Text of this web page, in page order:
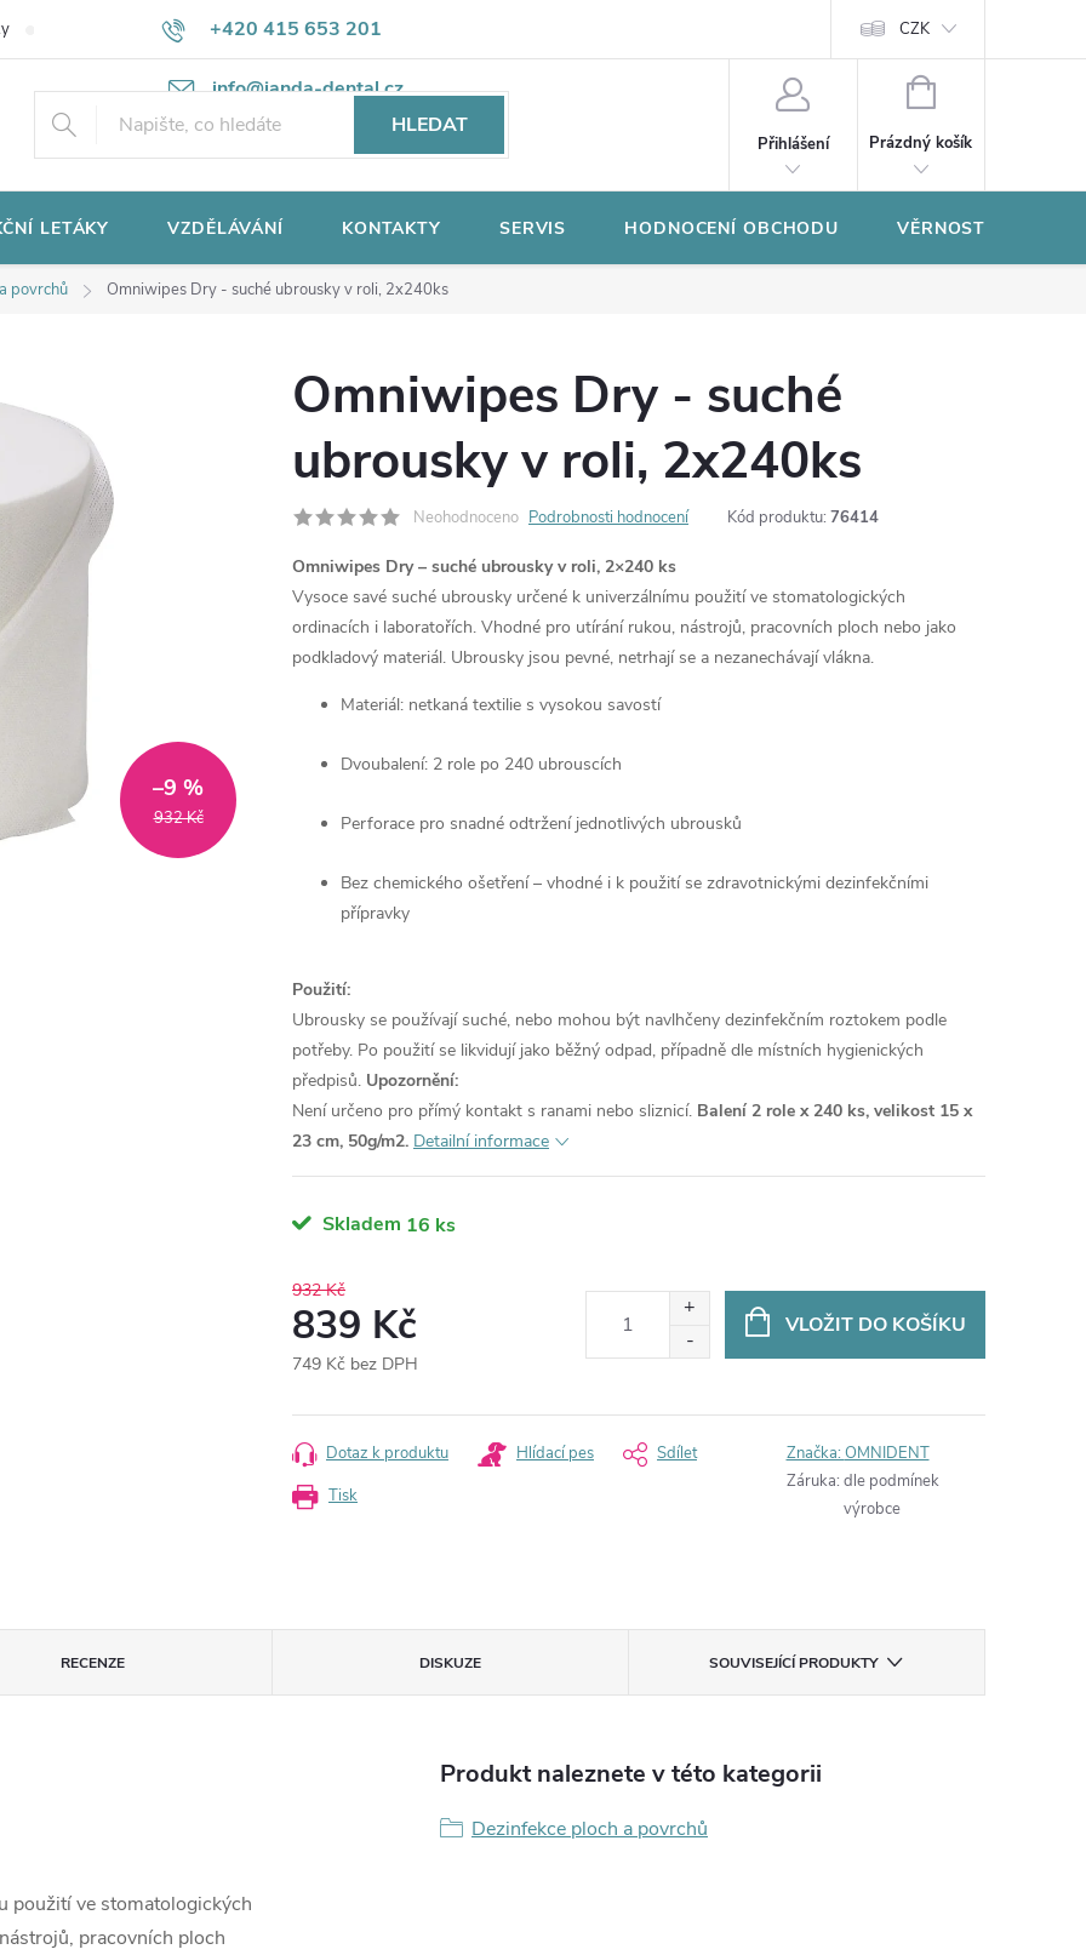
+420 415 653 201
info@janda-dental.cz
Potřebujete poradit? Ochrana osobních údajů CZK
HLEDAT
Přihlášení
NÁKUPNÍ
Prázdný košík
LETÁKY VZDĚLÁVÁNÍ KONTAKTY SERVIS HODNOCENÍ OBCHODU VĚRNOSTNÍ
povrchů Omniwipes Dry - suché ubrousky v roli, 2x240ks
932 Kč
–9 %
Omniwipes Dry - suché
ubrousky v roli, 2x240ks
Neohodnoceno Podrobnosti hodnocení Kód produktu: 76414
Omniwipes Dry – suché ubrousky v roli, 2×240 ks
Vysoce savé suché ubrousky určené k univerzálnímu použití ve stomatologických
ordinacích i laboratořích. Vhodné pro utírání rukou, nástrojů, pracovních ploch nebo jako
podkladový materiál. Ubrousky jsou pevné, netrhají se a nezanechávají vlákna.
Materiál: netkaná textilie s vysokou savostí
Dvoubalení: 2 role po 240 ubrouscích
Perforace pro snadné odtržení jednotlivých ubrousků
Bez chemického ošetření – vhodné i k použití se zdravotnickými dezinfekčními
přípravky
Použití:
Ubrousky se používají suché, nebo mohou být navlhčeny dezinfekčním roztokem podle
potřeby. Po použití se likvidují jako běžný odpad, případně dle místních hygienických
předpisů. Upozornění:
Není určeno pro přímý kontakt s ranami nebo sliznicí. Balení 2 role x 240 ks, velikost 15 x
23 cm, 50g/m2. Detailní informace
Skladem 16 ks
932 Kč
839 Kč
749 Kč bez DPH
cena:
VLOŽIT DO KOŠÍKU
Tisk
Dotaz k produktu Hlídací pes Sdílet Značka:OMNIDENT
Záruka: dle podmínek
výrobce
RECENZE DISKUZE SOUVISEJÍCÍ PRODUKTY
použití ve stomatologických
pracovních ploch
Produkt naleznete v této kategorii
Dezinfekce ploch a povrchů